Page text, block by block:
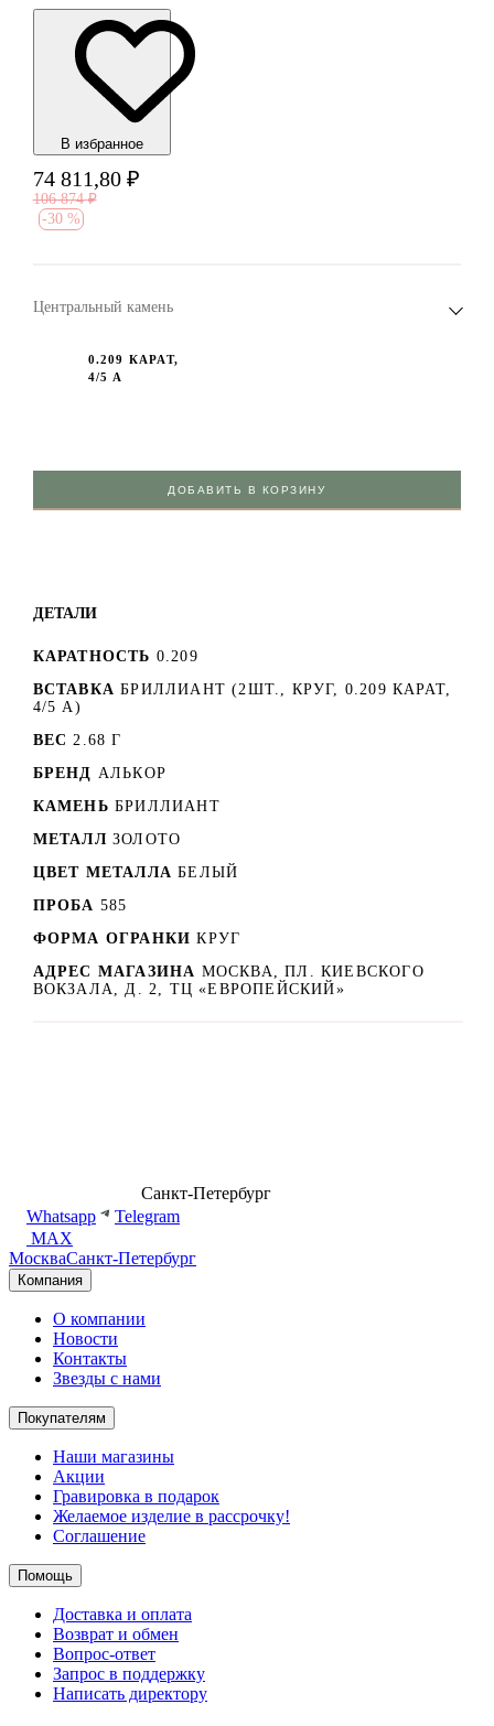
В избранноe
74 811,80 ₽
106 874 ₽
-30 %
Центральный камень
0.209 КАРАТ,
4/5 А
ДОБАВИТЬ В КОРЗИНУ
ДЕТАЛИ
КАРАТНОСТЬ 0.209
ВСТАВКА БРИЛЛИАНТ (2ШТ., КРУГ, 0.209 КАРАТ,
4/5 А)
ВЕС 2.68 Г
БРЕНД АЛЬКОР
КАМЕНЬ БРИЛЛИАНТ
МЕТАЛЛ ЗОЛОТО
ЦВЕТ МЕТАЛЛА БЕЛЫЙ
ПРОБА 585
ФОРМА ОГРАНКИ КРУГ
АДРЕС МАГАЗИНА МОСКВА, ПЛ. КИЕВСКОГО
ВОКЗАЛА, Д. 2, ТЦ «ЕВРОПЕЙСКИЙ»
Санкт-Петербург
Whatsapp
Telegram
MAX
МоскваСанкт-Петербург
Компания
О компании
Новости
Контакты
Звезды с нами
Покупателям
Наши магазины
Акции
Гравировка в подарок
Желаемое изделие в рассрочку!
Соглашение
Помощь
Доставка и оплата
Возврат и обмен
Вопрос-ответ
Запрос в поддержку
Написать директору